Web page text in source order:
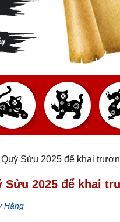
Sửu 2025 để khai
2025 để khai
Hằng